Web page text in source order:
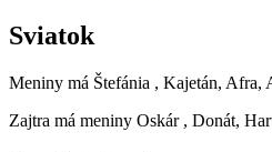
Sviatok
Meniny má Štefánia , Kajetán, Afra,
Zajtra má meniny Oskár , Donát,